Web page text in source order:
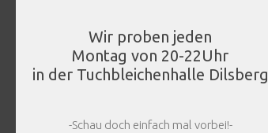
Wir proben jeden
Montag von 20-22Uhr
in der Tuchbleichenhalle Dilsberg
-Schau doch einfach mal vorbei!-